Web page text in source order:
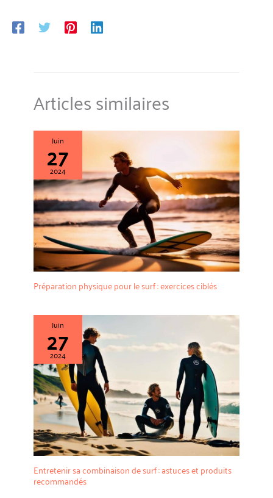
en mousse EPS;Dimensions : 170 x 46,8 x 8 cm (L x l x É)
Articles similaires
Juin
27
2024
Préparation physique pour le surf : exercices ciblés
Juin
27
2024
Entretenir sa combinaison de surf : astuces et produits
recommandés